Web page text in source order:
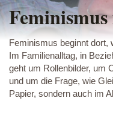
Feminismus beginnt dort,
Im Familienalltag, in
geht um Rollenbilder, um
und um die Frage, wie
Papier, sondern auch im